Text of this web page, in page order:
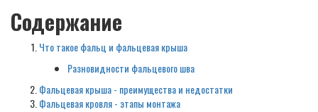
Содержание
Что такое фальц и фальцевая крыша
Разновидности фальцевого шва
Фальцевая крыша - преимущества и недостатки
Фальцевая кровля - этапы монтажа